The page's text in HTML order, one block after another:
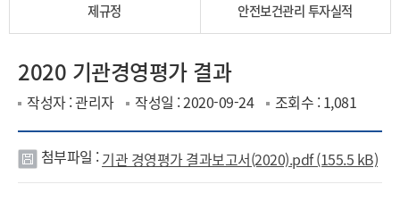
제규정 안전보건관리 투자실적
2020 기관경영평가 결과
작성자 : 관리자 작성일 : 2020-09-24 조회수 : 1,081
첨
첨부파일 :기관 경영평가 결과보고서(2020).pdf (155.5 kB)